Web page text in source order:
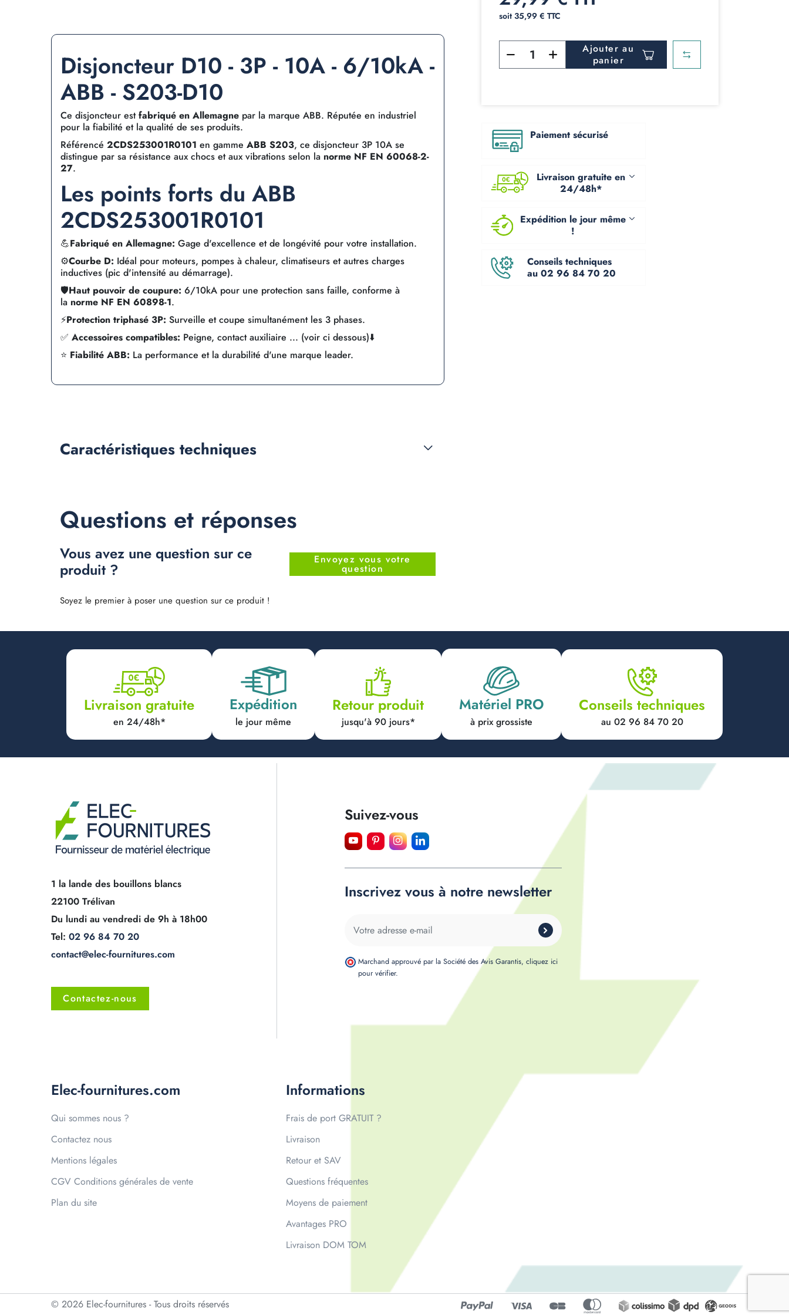
soit 35,99 € TTC
Ajouter au
panier
Paiement sécurisé
Livraison gratuite en
24/48h*
Expédition le jour même
!
Conseils techniques
au 02 96 84 70 20
Disjoncteur D10 - 3P - 10A - 6/10kA -
ABB - S203-D10
Ce disjoncteur estfabriqué en Allemagne par la marque ABB. Réputée en industriel
pour la fiabilité et la qualité de ses produits.
Référencé2CDS253001R0101 en gammeABB S203, ce disjoncteur 3P 10A se
distingue par sa résistance aux chocs et aux vibrations selon la norme NF EN 60068-2-
27.
Les points forts du ABB
2CDS253001R0101
💪Fabriqué en Allemagne: Gage d'excellence et de longévité pour votre installation.
⚙️Courbe D: Idéal pour moteurs, pompes à chaleur, climatiseurs et autres charges
inductives (pic d'intensité au démarrage).
🛡️Haut pouvoir de coupure: 6/10kA pour une protection sans faille, conforme à
la norme NF EN 60898-1.
⚡Protection triphasé 3P: Surveille et coupe simultanément les 3 phases.
✅Accessoires compatibles: Peigne, contact auxiliaire ... (voir ci dessous)⬇️
⭐ Fiabilité ABB: La performance et la durabilité d'une marque leader.
Caractéristiquestechniques
Questions et réponses
Vous avez une question sur ce
produit ?
Envoyez vous votre
question
Soyez le premier à poser une question sur ce produit !
Livraison gratuite
en 24/48h*
Expédition
le jour même
Retour produit
jusqu'à 90 jours*
Matériel PRO
à prix grossiste
Conseils techniques
au 02 96 84 70 20
1 la lande des bouillons blancs
22100 Trélivan
Du lundi au vendredi de 9h à 18h00
Tel: 02 96 84 70 20
contact@elec-fournitures.com
Contactez-nous
Elec-fournitures.com
Qui sommes nous ?
Contactez nous
Mentions légales
CGV Conditions générales de vente
Plan du site
Informations
Frais de port GRATUIT ?
Livraison
Retour et SAV
Questions fréquentes
Moyens de paiement
Avantages PRO
Livraison DOM TOM
Suivez-vous
Inscrivez vous à notre newsletter
Marchand approuvé par la Société des Avis Garantis,cliquez ici
pour vérifier.
© 2026 Elec-fournitures - Tous droits réservés